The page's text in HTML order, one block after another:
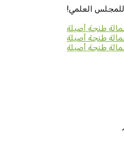
للمجلس العلمي!